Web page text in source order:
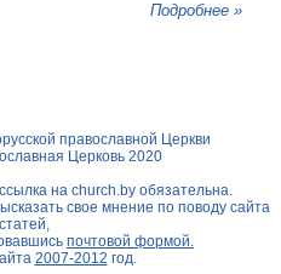
Подробнее »
православной Церкви
Церковь 2020
на church.byобязательна.
свое мнение по поводу сайта
почтовой формой.
2007-2012 год.